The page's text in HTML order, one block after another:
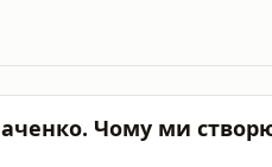
Чому ми